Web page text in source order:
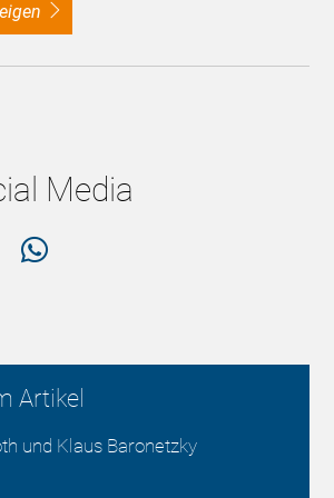
Media
Artikel
und Klaus Baronetzky